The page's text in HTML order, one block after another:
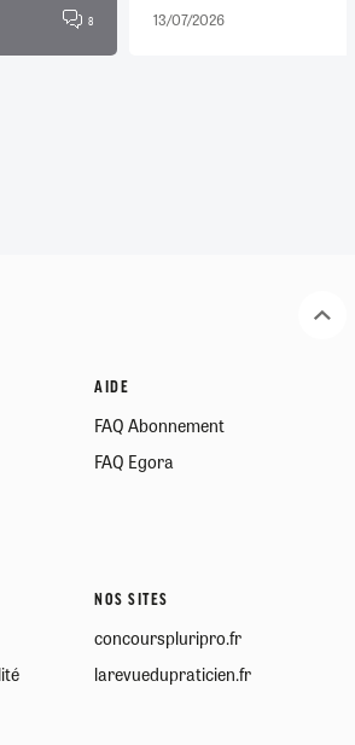
8 13/07/2026
AIDE
FAQ Abonnement
FAQ Egora
NOS SITES
concourspluripro.fr
larevuedupraticien.fr